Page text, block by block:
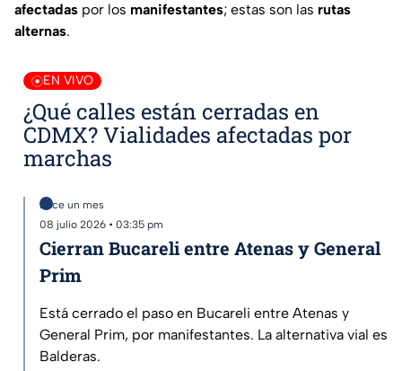
afectadas por los manifestantes; estas son las rutas
alternas.
EN VIVO
¿Qué calles están cerradas en
CDMX? Vialidades afectadas por
marchas
Hace un mes
08 julio 2026 • 03:35 pm
Cierran Bucareli entre Atenas y General
Prim
Está cerrado el paso en Bucareli entre Atenas y
General Prim, por manifestantes. La alternativa vial es
Balderas.